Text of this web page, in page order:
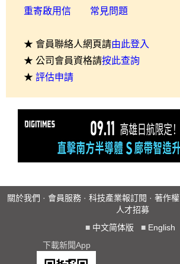
重寄啟用信 常見問題
★ 會員聯絡人網頁請由此登入
★ 公司會員資格請按此查詢
★ 評估申請
關於我們 · 會員服務 · 科技產業報訂閱 · 著作權
人才招募
■ 中文简体版 ■ English
下載新聞App